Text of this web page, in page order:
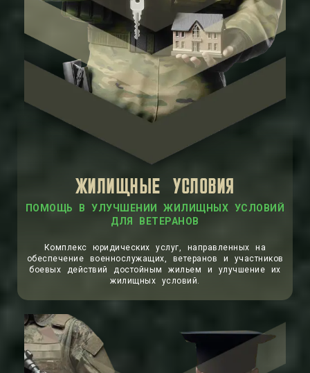
ЖИЛИЩНЫЕ УСЛОВИЯ
ПОМОЩЬ В УЛУЧШЕНИИ ЖИЛИЩНЫХ УСЛОВИЙ
ДЛЯ ВЕТЕРАНОВ
Комплекс юридических услуг, направленных на
обеспечение военнослужащих, ветеранов и участников
боевых действий достойным жильем и улучшение их
жилищных условий.